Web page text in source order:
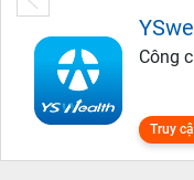
Công
Truy